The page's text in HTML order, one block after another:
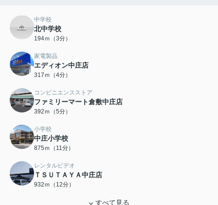
中学校
北中学校
194ｍ（3分）
家電製品
エディオン中庄店
317ｍ（4分）
コンビニエンスストア
ファミリーマート倉敷中庄店
392ｍ（5分）
小学校
中庄小学校
875ｍ（11分）
レンタルビデオ
ＴＳＵＴＡＹＡ中庄店
932ｍ（12分）
すべて見る